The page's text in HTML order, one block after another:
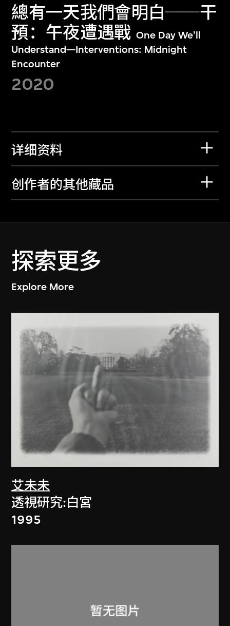
總有一天我們會明白──干
預：午夜遭遇戰 One Day We'll
Understand—Interventions: Midnight
Encounter
2020
详细资料
创作者的其他藏品
探索更多
Explore More
艾未未
透視研究:白宮
1995